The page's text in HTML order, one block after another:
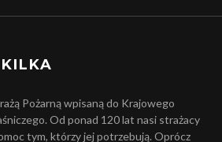
Pożarną wpisaną do Krajowego
Od ponad 120 lat nasi strażacy
tym, którzy jej potrzebują. Oprócz